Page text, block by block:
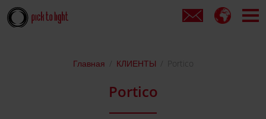
Главная КЛИЕНТЫ Portico
Portico